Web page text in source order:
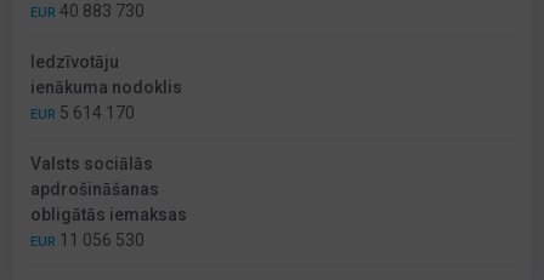
EUR 40 883 730
Iedzīvotāju
ienākuma nodoklis
EUR 5 614 170
Valsts sociālās
apdrošināšanas
obligātās iemaksas
EUR 11 056 530